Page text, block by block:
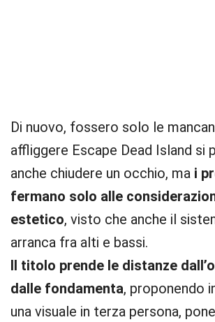
Di nuovo, fossero solo le
affliggere Escape Dead Island si
anche chiudere un occhio, ma i
fermano solo alle
estetico, visto che anche il
arranca fra alti e bassi.
Il titolo prende le distanze
dalle fondamenta, proponendo
una visuale in terza persona,